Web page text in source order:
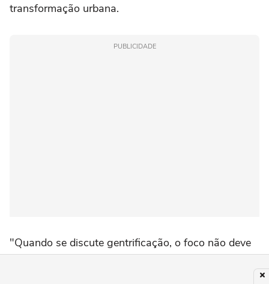
transformação urbana.
PUBLICIDADE
"Quando se discute gentrificação, o foco não deve
estar necessariamente em bairros que já figuram